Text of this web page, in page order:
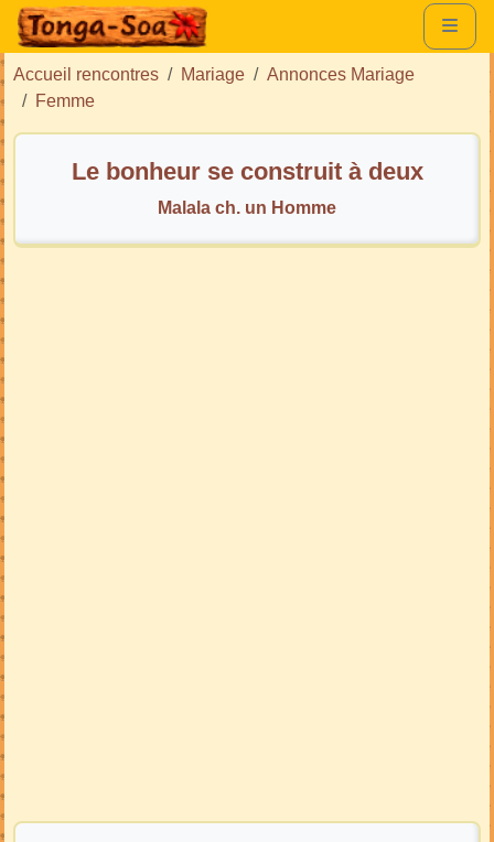
Accueil rencontres Mariage
Annonces Mariage
Femme
Le bonheur se construit à deux
Malala ch. un Homme